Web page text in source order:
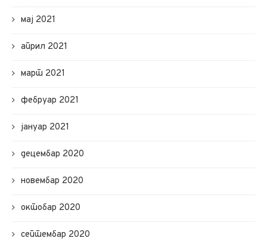
мај 2021
април 2021
март 2021
фебруар 2021
јануар 2021
децембар 2020
новембар 2020
октобар 2020
септембар 2020